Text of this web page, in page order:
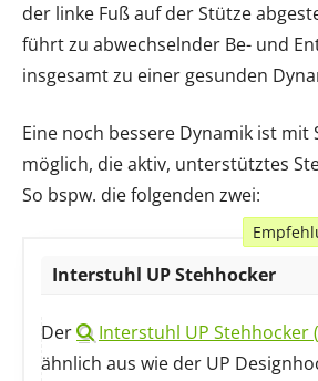
der linke Fuß auf der Stütze
führt zu abwechselnder Be- und
insgesamt zu einer gesunden
Eine noch bessere Dynamik ist mit
möglich, die aktiv, unterstütztes
So bspw. die folgenden zwei:
Interstuhl UP Stehhocker
Der Interstuhl UP Stehhocker
ähnlich aus wie der UP